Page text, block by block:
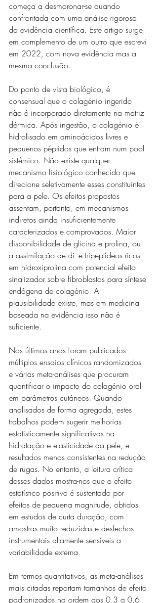
começa a desmoronar-se quando
confrontada com uma análise rigorosa
da evidência científica. Este artigo surge
em complemento de um outro que escrevi
em 2022, com nova evidência mas a
mesma conclusão.
Do ponto de vista biológico, é
consensual que o colagénio ingerido
não é incorporado diretamente na matriz
dérmica. Após ingestão, o colagénio é
hidrolisado em aminoácidos livres e
pequenos péptidos que entram num pool
sistémico. Não existe qualquer
mecanismo fisiológico conhecido que
direcione seletivamente esses constituintes
para a pele. Os efeitos propostos
assentam, portanto, em mecanismos
indiretos ainda insuficientemente
caracterizados e comprovados. Maior
disponibilidade de glicina e prolina, ou
a assimilação de di- e tripeptídeos ricos
em hidroxiprolina com potencial efeito
sinalizador sobre fibroblastos para síntese
endógena de colagénio. A
plausibilidade existe, mas em medicina
baseada na evidência isso não é
suficiente.
Nos últimos anos foram publicados
múltiplos ensaios clínicos randomizados
e várias meta-análises que procuram
quantificar o impacto do colagénio oral
em parâmetros cutâneos. Quando
analisados de forma agregada, estes
trabalhos podem sugerir melhorias
estatisticamente significativas na
hidratação e elasticidade da pele, e
resultados menos consistentes na redução
de rugas. No entanto, a leitura crítica
desses dados mostra-nos que o efeito
estatístico positivo é sustentado por
efeitos de pequena magnitude, obtidos
em estudos de curta duração, com
amostras muito reduzidas e desfechos
instrumentais altamente sensíveis a
variabilidade externa.
Em termos quantitativos, as meta-análises
mais citadas reportam tamanhos de efeito
padronizados na ordem dos 0,3 a 0,6